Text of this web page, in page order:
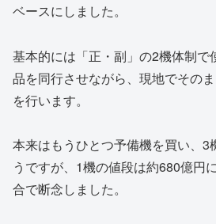
ベースにしました。
基本的には「正・副」の2機体制で
品を同行させながら、現地でその
を行います。
本来はもうひとつ予備機を買い、3
うですが、1機の値段は約680億円
合で断念しました。